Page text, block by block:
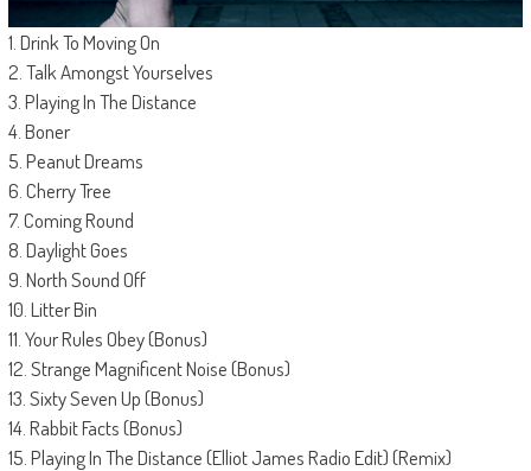
1. Drink To Moving On
2. Talk Amongst Yourselves
3. Playing In The Distance
4. Boner
5. Peanut Dreams
6. Cherry Tree
7. Coming Round
8. Daylight Goes
9. North Sound Off
10. Litter Bin
11. Your Rules Obey (Bonus)
12. Strange Magnificent Noise (Bonus)
13. Sixty Seven Up (Bonus)
14. Rabbit Facts (Bonus)
15. Playing In The Distance (Elliot James Radio Edit) (Remix)